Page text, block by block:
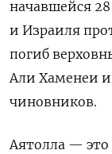
начавшейся
и Израиля
погиб
Али Хаменеи
чиновников.
Аятолла — это